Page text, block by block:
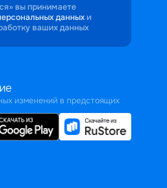
вы принимаете
данных и
ваших данных
изменений в предстоящих